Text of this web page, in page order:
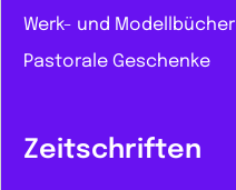
Werk- und Modellbücher
Pastorale Geschenke
Zeitschriften